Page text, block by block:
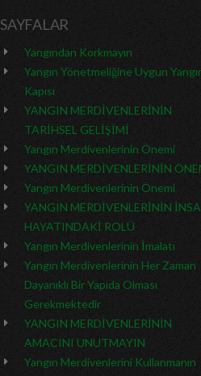
SAYFALAR
Yangından Korkmayın
Yangın Yönetmeliğine Uygun
Kapısı
YANGIN MERDİVENLERİNİN
TARİHSEL GELİŞİMİ
Yangın Merdivenlerinin Önemi
YANGIN MERDİVENLERİNİN
Yangın Merdivenlerinin Önemi
YANGIN MERDİVENLERİNİN
HAYATINDAKİ ROLÜ
Yangın Merdivenlerinin İmalatı
Yangın Merdivenlerinin Her Zaman
Dayanıklı Bir Yapıda Olması
Gerekmektedir
YANGIN MERDİVENLERİNİN
AMACINI UNUTMAYIN
Yangın Merdivenlerini Kullanmanın